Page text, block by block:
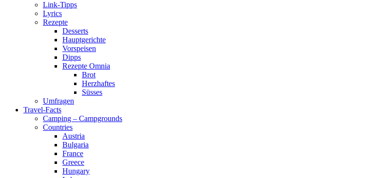
Link-Tipps
Lyrics
Rezepte
Desserts
Hauptgerichte
Vorspeisen
Dipps
Rezepte Omnia
Brot
Herzhaftes
Süsses
Umfragen
Travel-Facts
Camping – Campgrounds
Countries
Austria
Bulgaria
France
Greece
Hungary